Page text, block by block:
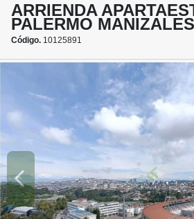
ARRIENDA
PALERMO MANIZALES
Código. 10125891